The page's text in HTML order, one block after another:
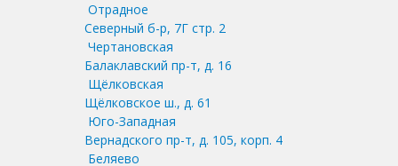
Отрадное
Северный б-р, 7Г стр. 2
Чертановская
Балаклавский пр-т, д. 16
Щёлковская
Щёлковское ш., д. 61
Юго-Западная
Вернадского пр-т, д. 105, корп. 4
Беляево